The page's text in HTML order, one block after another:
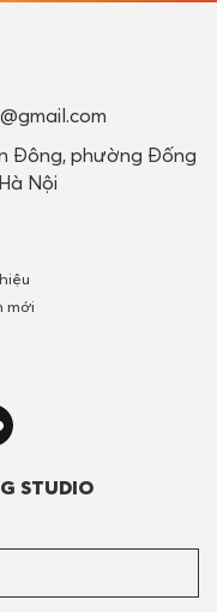
Đông, phường Đống
Nội
mới
STUDIO